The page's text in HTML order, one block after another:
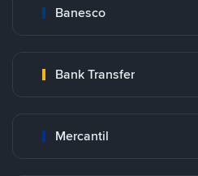
Banesco
Bank Transfer
Mercantil